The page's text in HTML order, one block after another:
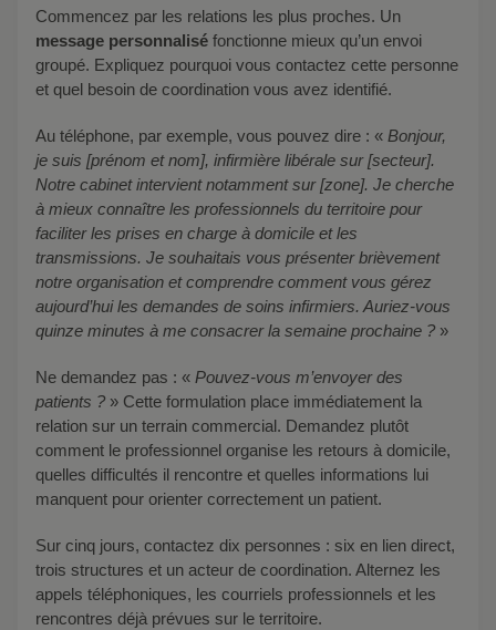
Commencez par les relations les plus proches. Un
message personnalisé fonctionne mieux qu’un envoi
groupé. Expliquez pourquoi vous contactez cette personne
et quel besoin de coordination vous avez identifié.
Au téléphone, par exemple, vous pouvez dire : « Bonjour,
je suis [prénom et nom], infirmière libérale sur [secteur].
Notre cabinet intervient notamment sur [zone]. Je cherche
à mieux connaître les professionnels du territoire pour
faciliter les prises en charge à domicile et les
transmissions. Je souhaitais vous présenter brièvement
notre organisation et comprendre comment vous gérez
aujourd’hui les demandes de soins infirmiers. Auriez-vous
quinze minutes à me consacrer la semaine prochaine ? »
Ne demandez pas : « Pouvez-vous m’envoyer des
patients ? » Cette formulation place immédiatement la
relation sur un terrain commercial. Demandez plutôt
comment le professionnel organise les retours à domicile,
quelles difficultés il rencontre et quelles informations lui
manquent pour orienter correctement un patient.
Sur cinq jours, contactez dix personnes : six en lien direct,
trois structures et un acteur de coordination. Alternez les
appels téléphoniques, les courriels professionnels et les
rencontres déjà prévues sur le territoire.